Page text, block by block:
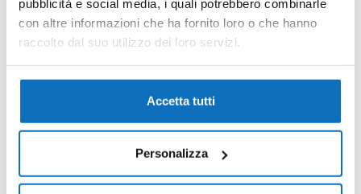
pubblicità e social media, i quali potrebbero combinarle
con altre informazioni che ha fornito loro o che hanno
raccolto dal suo utilizzo dei loro servizi.
Accetta tutti
Personalizza